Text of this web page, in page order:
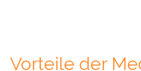
Vorteile der